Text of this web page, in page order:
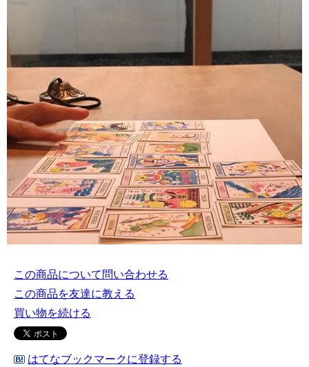
この商品について問い合わせる
この商品を友達に教える
買い物を続ける
はてなブックマークに登録する